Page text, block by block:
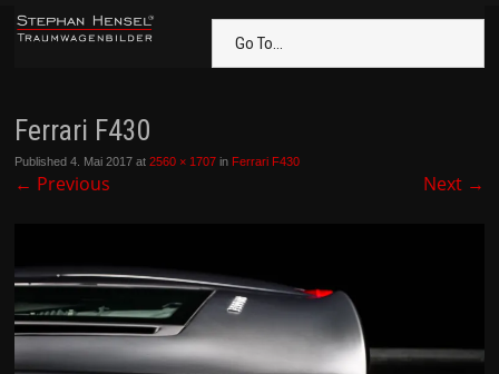
Go To...
Ferrari F430
Published4. Mai 2017 at2560 × 1707 in Ferrari F430
← Previous Next →